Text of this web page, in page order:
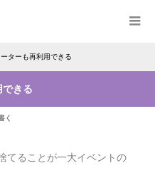
ターも再利用できる
できる
く
てることが一大イベントの